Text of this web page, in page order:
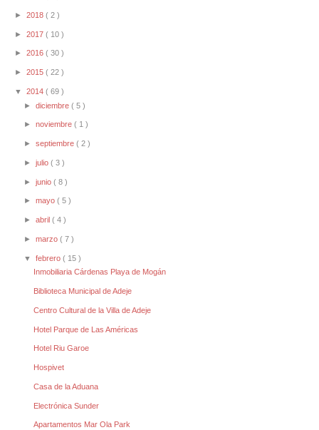
► 2018 ( 2 )
► 2017 ( 10 )
► 2016 ( 30 )
► 2015 ( 22 )
▼ 2014 ( 69 )
►diciembre( 5 )
►noviembre( 1 )
►septiembre( 2 )
►julio( 3 )
►junio( 8 )
►mayo( 5 )
►abril( 4 )
►marzo( 7 )
▼febrero( 15 )
Inmobiliaria Cárdenas Playa de Mogán
Biblioteca Municipal de Adeje
Centro Cultural de la Villa de Adeje
Hotel Parque de Las Américas
Hotel Riu Garoe
Hospivet
Casa de la Aduana
Electrónica Sunder
Apartamentos Mar Ola Park